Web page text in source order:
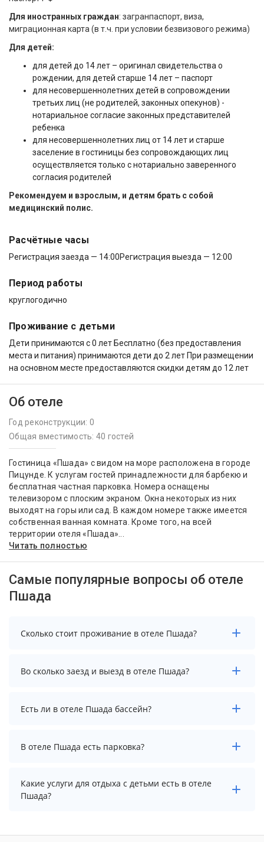
Для иностранных граждан: загранпаспорт, виза,
миграционная карта (в т.ч. при условии безвизового режима)
Для детей:
для детей до 14 лет – оригинал свидетельства о
рождении, для детей старше 14 лет – паспорт
для несовершеннолетних детей в сопровождении
третьих лиц (не родителей, законных опекунов) -
нотариальное согласие законных представителей
ребенка
для несовершеннолетних лиц от 14 лет и старше
заселение в гостиницы без сопровождающих лиц
осуществляется только с нотариально заверенного
согласия родителей
Рекомендуем и взрослым, и детям брать с собой
медицинский полис.
Расчётные часы
Регистрация заезда — 14:00Регистрация выезда — 12:00
Период работы
круглогодично
Проживание с детьми
Дети принимаются с 0 лет Бесплатно (без предоставления
места и питания) принимаются дети до 2 лет При размещении
на основном месте предоставляются скидки детям до 12 лет
Об отеле
Год реконструкции: 0
Общая вместимость: 40 гостей
Гостиница «Пшада» с видом на море расположена в городе
Пицунде. К услугам гостей принадлежности для барбекю и
бесплатная частная парковка. Номера оснащены
телевизором с плоским экраном. Окна некоторых из них
выходят на горы или сад. В каждом номере также имеется
собственная ванная комната. Кроме того, на всей
территории отеля «Пшада»...
Читать полностью
Самые популярные вопросы об отеле
Пшада
Сколько стоит проживание в отеле Пшада?
Стоимость проживания в отеле Пшада начинается от
8500 рублей. Чтобы увидеть актуальные цены на
Во сколько заезд и выезд в отеле Пшада?
Заезд возможен после 14:00, а выезд необходимо
осуществить до 12:00.
Есть ли в отеле Пшада бассейн?
В отеле Пшада нет бассейна.
В отеле Пшада есть парковка?
В отеле Пшада есть парковка, уточните информацию
перед бронированием у менеджера, возможно, услуга
оплачивается отдельно.
Какие услуги для отдыха с детьми есть в отеле
Пшада?